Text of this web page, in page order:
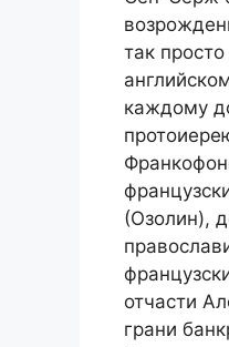
так
каждому
(Озолин),
отчасти
грани